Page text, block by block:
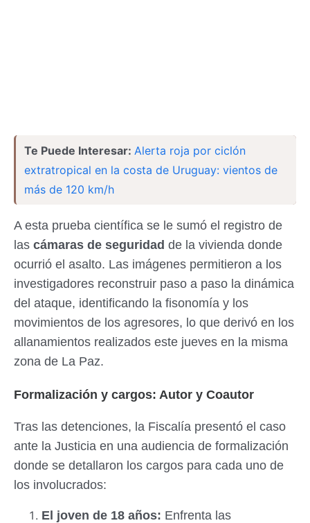
Te Puede Interesar: Alerta roja por ciclón
extratropical en la costa de Uruguay: vientos de
más de 120 km/h
A esta prueba científica se le sumó el registro de
las cámaras de seguridad de la vivienda donde
ocurrió el asalto. Las imágenes permitieron a los
investigadores reconstruir paso a paso la dinámica
del ataque, identificando la fisonomía y los
movimientos de los agresores, lo que derivó en los
allanamientos realizados este jueves en la misma
zona de La Paz.
Formalización y cargos: Autor y Coautor
Tras las detenciones, la Fiscalía presentó el caso
ante la Justicia en una audiencia de formalización
donde se detallaron los cargos para cada uno de
los involucrados:
El joven de 18 años: Enfrenta las